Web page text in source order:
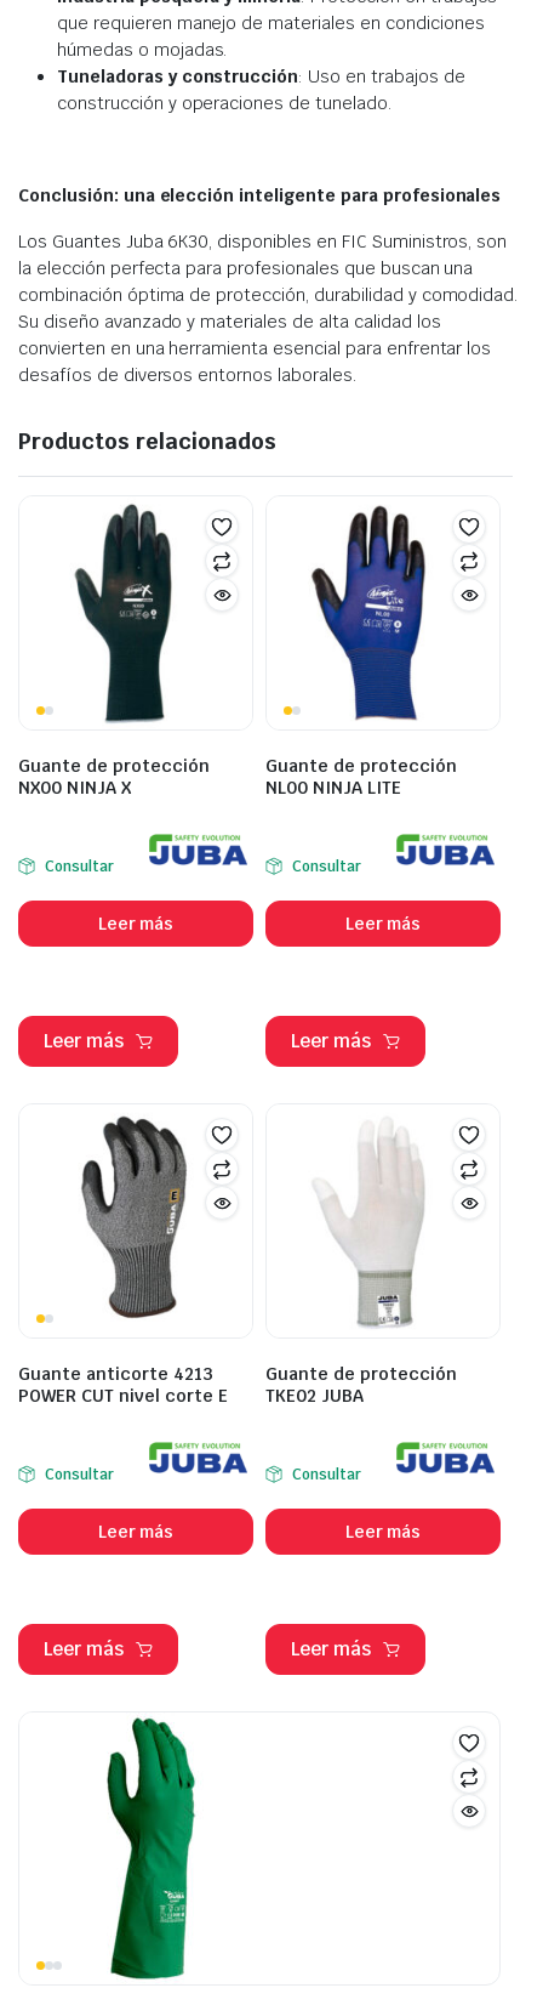
que requieren manejo de materiales en condiciones
húmedas o mojadas.
Tuneladoras y construcción: Uso en trabajos de
construcción y operaciones de tunelado.
Conclusión: una elección inteligente para profesionales
Los Guantes Juba 6K30, disponibles en FIC Suministros, son
la elección perfecta para profesionales que buscan una
combinación óptima de protección, durabilidad y comodidad.
Su diseño avanzado y materiales de alta calidad los
convierten en una herramienta esencial para enfrentar los
desafíos de diversos entornos laborales.
Productos relacionados
Guante de protección
NX00 NINJA X
Consultar
Leer más
Leer más
Guante de protección
NL00 NINJA LITE
Consultar
Leer más
Leer más
Guante anticorte 4213
POWER CUT nivel corte E
Consultar
Leer más
Leer más
Guante de protección
TKE02 JUBA
Consultar
Leer más
Leer más